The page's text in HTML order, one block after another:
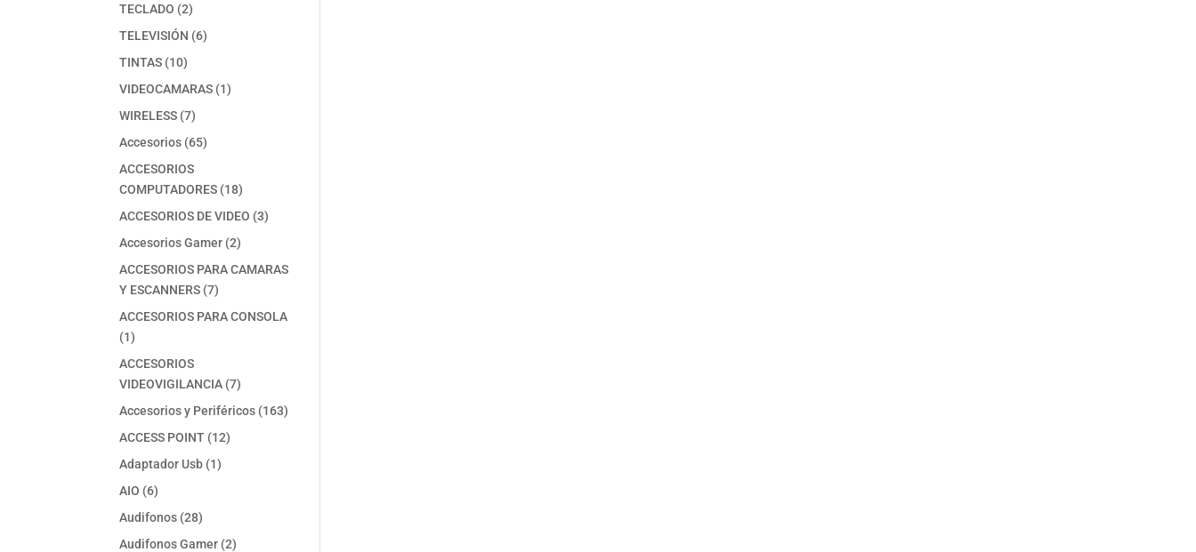
TECLADO 22
productos
TELEVISIÓN 66
TINTAS 1010
productos
VIDEOCAMARAS 11
WIRELESS 77
productos
Accesorios 6565
ACCESORIOS
COMPUTADORES 1818
productos
ACCESORIOS DE VIDEO 33
Accesorios Gamer 22
productos
ACCESORIOS PARA CAMARAS
Y ESCANNERS 77
productos
ACCESORIOS PARA CONSOLA
11
producto
ACCESORIOS
VIDEOVIGILANCIA 77
productos
Accesorios y Periféricos 163163
ACCESS POINT 1212
Adaptador Usb 11
AIO 66
productos
Audifonos 2828
productos
Audifonos Gamer 22